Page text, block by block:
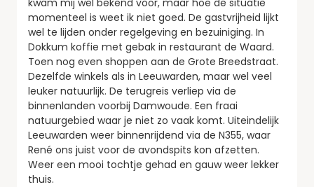
momenteel is weet ik niet goed. De gastvrijheid lijkt
wel te lijden onder regelgeving en bezuiniging. In
Dokkum koffie met gebak in restaurant de Waard.
Toen nog even shoppen aan de Grote Breedstraat.
Dezelfde winkels als in Leeuwarden, maar wel veel
leuker natuurlijk. De terugreis verliep via de
binnenlanden voorbij Damwoude. Een fraai
natuurgebied waar je niet zo vaak komt. Uiteindelijk
Leeuwarden weer binnenrijdend via de N355, waar
René ons juist voor de avondspits kon afzetten.
Weer een mooi tochtje gehad en gauw weer lekker
thuis.